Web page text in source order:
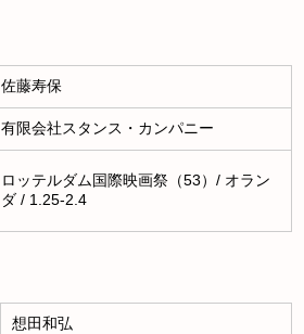
佐藤寿保
有限会社スタンス・カンパニー
ロッテルダム国際映画祭（53）/ オラン
ダ / 1.25-2.4
想田和弘